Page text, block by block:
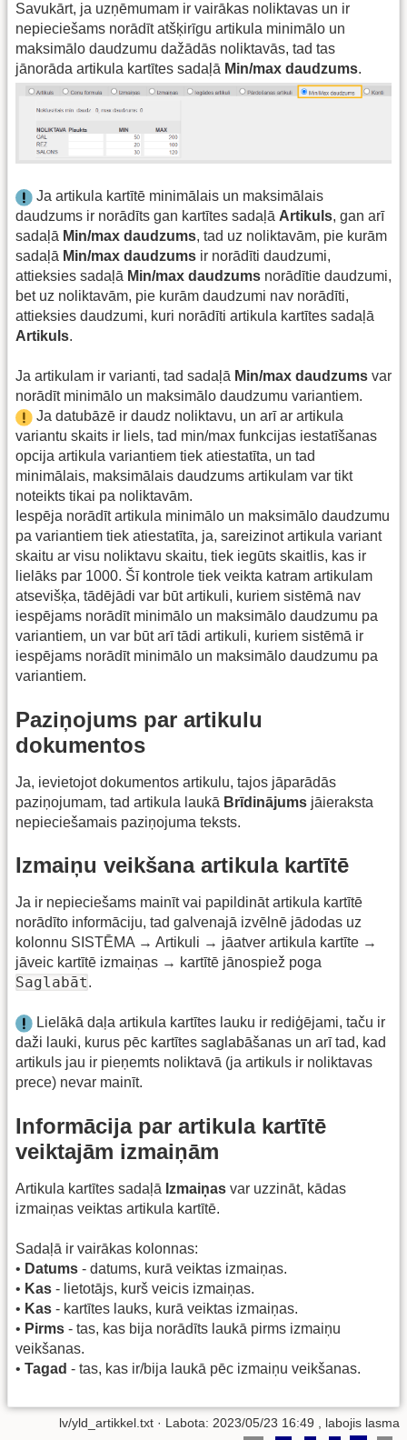
Savukārt, ja uzņēmumam ir vairākas noliktavas un ir
nepieciešams norādīt atšķirīgu artikula minimālo un
maksimālo daudzumu dažādās noliktavās, tad tas
jānorāda artikula kartītes sadaļā Min/max daudzums.
Ja artikula kartītē minimālais un maksimālais
daudzums ir norādīts gan kartītes sadaļā Artikuls, gan arī
sadaļā Min/max daudzums, tad uz noliktavām, pie kurām
sadaļā Min/max daudzums ir norādīti daudzumi,
attieksies sadaļā Min/max daudzums norādītie daudzumi,
bet uz noliktavām, pie kurām daudzumi nav norādīti,
attieksies daudzumi, kuri norādīti artikula kartītes sadaļā
Artikuls.
Ja artikulam ir varianti, tad sadaļā Min/max daudzums var
norādīt minimālo un maksimālo daudzumu variantiem.
Ja datubāzē ir daudz noliktavu, un arī ar artikula
variantu skaits ir liels, tad min/max funkcijas iestatīšanas
opcija artikula variantiem tiek atiestatīta, un tad
minimālais, maksimālais daudzums artikulam var tikt
noteikts tikai pa noliktavām.
Iespēja norādīt artikula minimālo un maksimālo daudzumu
pa variantiem tiek atiestatīta, ja, sareizinot artikula variant
skaitu ar visu noliktavu skaitu, tiek iegūts skaitlis, kas ir
lielāks par 1000. Šī kontrole tiek veikta katram artikulam
atsevišķa, tādējādi var būt artikuli, kuriem sistēmā nav
iespējams norādīt minimālo un maksimālo daudzumu pa
variantiem, un var būt arī tādi artikuli, kuriem sistēmā ir
iespējams norādīt minimālo un maksimālo daudzumu pa
variantiem.
Paziņojums par artikulu
dokumentos
Ja, ievietojot dokumentos artikulu, tajos jāparādās
paziņojumam, tad artikula laukā Brīdinājums jāieraksta
nepieciešamais paziņojuma teksts.
Izmaiņu veikšana artikula kartītē
Ja ir nepieciešams mainīt vai papildināt artikula kartītē
norādīto informāciju, tad galvenajā izvēlnē jādodas uz
kolonnu SISTĒMA → Artikuli → jāatver artikula kartīte →
jāveic kartītē izmaiņas → kartītē jānospiež poga
Saglabāt.
Lielākā daļa artikula kartītes lauku ir rediģējami, taču ir
daži lauki, kurus pēc kartītes saglabāšanas un arī tad, kad
artikuls jau ir pieņemts noliktavā (ja artikuls ir noliktavas
prece) nevar mainīt.
Informācija par artikula kartītē
veiktajām izmaiņām
Artikula kartītes sadaļā Izmaiņas var uzzināt, kādas
izmaiņas veiktas artikula kartītē.
Sadaļā ir vairākas kolonnas:
• Datums - datums, kurā veiktas izmaiņas.
• Kas - lietotājs, kurš veicis izmaiņas.
• Kas - kartītes lauks, kurā veiktas izmaiņas.
• Pirms - tas, kas bija norādīts laukā pirms izmaiņu
veikšanas.
• Tagad - tas, kas ir/bija laukā pēc izmaiņu veikšanas.
lv/yld_artikkel.txt · Labota: 2023/05/23 16:49 , labojis lasma